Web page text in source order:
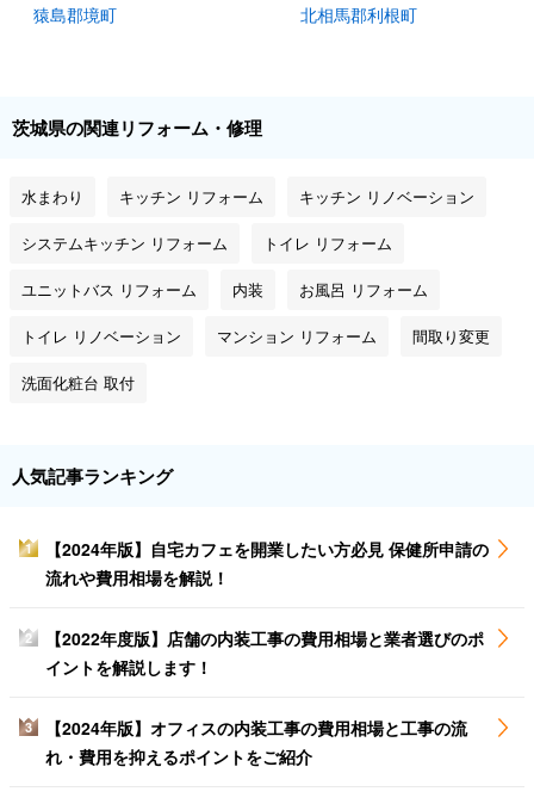
猿島郡境町 北相馬郡利根町
茨城県の関連リフォーム・修理
水まわり キッチン リフォーム キッチン リノベーション
システムキッチン リフォーム トイレ リフォーム
ユニットバス リフォーム 内装 お風呂 リフォーム
トイレ リノベーション マンション リフォーム 間取り変更
洗面化粧台 取付
人気記事ランキング
1
【2024年版】自宅カフェを開業したい方必見 保健所申請の
流れや費用相場を解説！
2
【2022年度版】店舗の内装工事の費用相場と業者選びのポ
イントを解説します！
3
【2024年版】オフィスの内装工事の費用相場と工事の流
れ・費用を抑えるポイントをご紹介